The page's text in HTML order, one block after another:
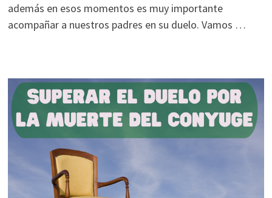
además en esos momentos es muy importante
acompañar a nuestros padres en su duelo. Vamos …